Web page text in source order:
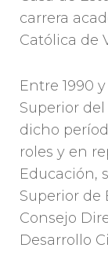
carrera
Católica de
Entre 1990
Superior
dicho
roles y en
Educación,
Superior de
Consejo
Desarrollo